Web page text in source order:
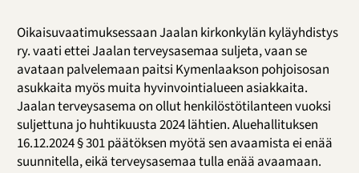
Oikaisuvaatimuksessaan Jaalan kirkonkylän kyläyhdistys
ry. vaati ettei Jaalan terveysasemaa suljeta, vaan se
avataan palvelemaan paitsi Kymenlaakson pohjoisosan
asukkaita myös muita hyvinvointialueen asiakkaita.
Jaalan terveysasema on ollut henkilöstötilanteen vuoksi
suljettuna jo huhtikuusta 2024 lähtien. Aluehallituksen
16.12.2024 § 301 päätöksen myötä sen avaamista ei enää
suunnitella, eikä terveysasemaa tulla enää avaamaan.